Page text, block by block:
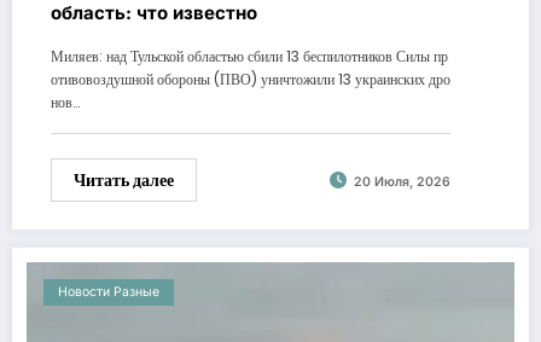
область: что известно
Миляев: над Тульской областью сбили 13 беспилотников Силы пр
отивовоздушной обороны (ПВО) уничтожили 13 украинских дро
нов…
Читать далее 20 Июля, 2026
Новости Разные